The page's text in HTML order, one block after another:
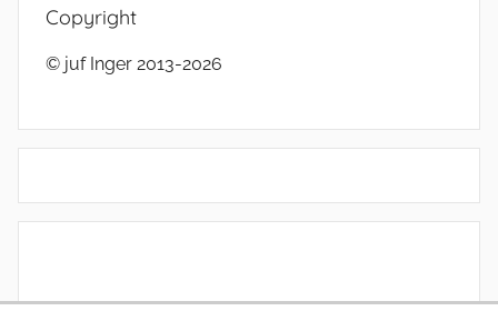
Copyright
© juf Inger 2013-2026